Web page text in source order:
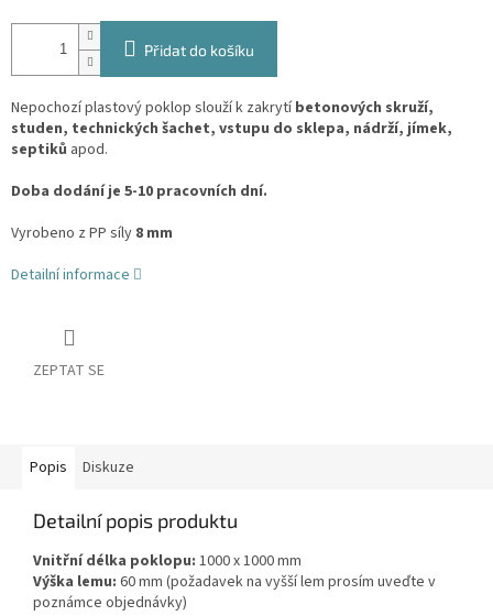
Přidat do košíku
Nepochozí plastový poklop slouží k zakrytíbetonových skruží,
studen, technických šachet, vstupu do sklepa, nádrží, jímek,
septiků apod.
Doba dodání je 5-10 pracovních dní.
Vyrobeno z PP síly 8 mm
Detailní informace
ZEPTAT SE
Popis Diskuze
Detailní popis produktu
Vnitřní délka poklopu: 1000 x 1000 mm
Výška lemu: 60 mm (požadavek na vyšší lem prosím uveďte v
poznámce objednávky)